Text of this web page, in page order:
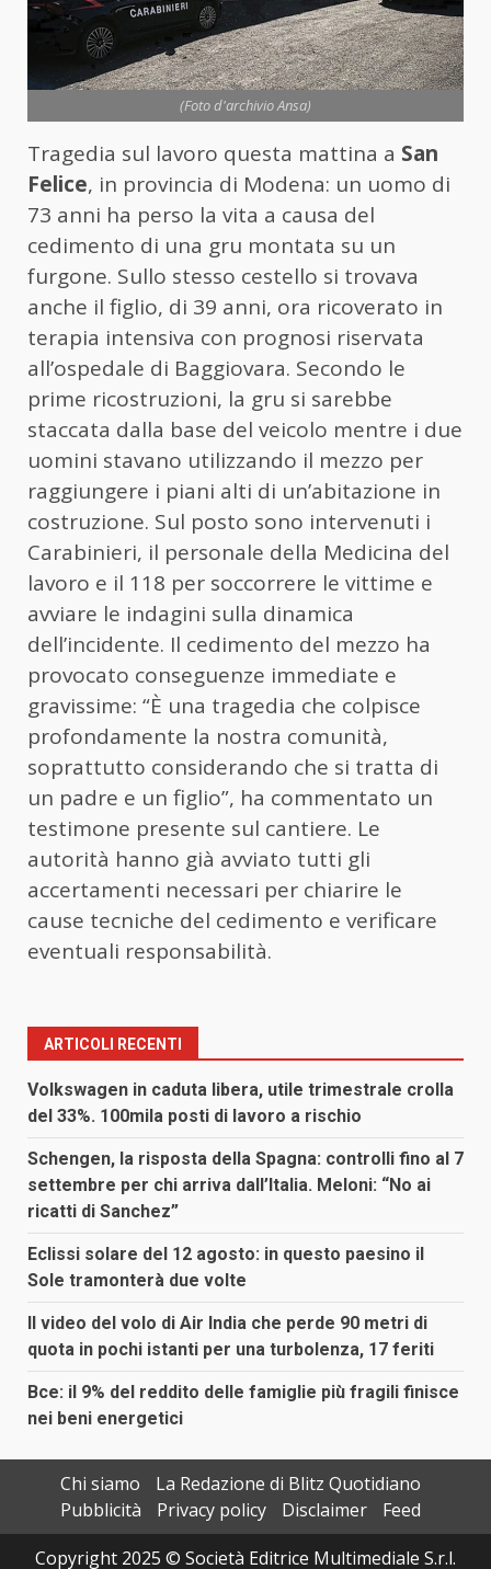
(Foto d'archivio Ansa)
Tragedia sul lavoro questa mattina a San
Felice, in provincia di Modena: un uomo di
73 anni ha perso la vita a causa del
cedimento di una gru montata su un
furgone. Sullo stesso cestello si trovava
anche il figlio, di 39 anni, ora ricoverato in
terapia intensiva con prognosi riservata
all’ospedale di Baggiovara. Secondo le
prime ricostruzioni, la gru si sarebbe
staccata dalla base del veicolo mentre i due
uomini stavano utilizzando il mezzo per
raggiungere i piani alti di un’abitazione in
costruzione. Sul posto sono intervenuti i
Carabinieri, il personale della Medicina del
lavoro e il 118 per soccorrere le vittime e
avviare le indagini sulla dinamica
dell’incidente. Il cedimento del mezzo ha
provocato conseguenze immediate e
gravissime: “È una tragedia che colpisce
profondamente la nostra comunità,
soprattutto considerando che si tratta di
un padre e un figlio”, ha commentato un
testimone presente sul cantiere. Le
autorità hanno già avviato tutti gli
accertamenti necessari per chiarire le
cause tecniche del cedimento e verificare
eventuali responsabilità.
ARTICOLI RECENTI
Volkswagen in caduta libera, utile trimestrale crolla
del 33%. 100mila posti di lavoro a rischio
Schengen, la risposta della Spagna: controlli fino al 7
settembre per chi arriva dall’Italia. Meloni: “No ai
ricatti di Sanchez”
Eclissi solare del 12 agosto: in questo paesino il
Sole tramonterà due volte
Il video del volo di Air India che perde 90 metri di
quota in pochi istanti per una turbolenza, 17 feriti
Bce: il 9% del reddito delle famiglie più fragili finisce
nei beni energetici
Chi siamo
La Redazione di Blitz Quotidiano
Pubblicità
Privacy policy Disclaimer
Feed
Copyright 2025 © Società Editrice Multimediale S.r.l.